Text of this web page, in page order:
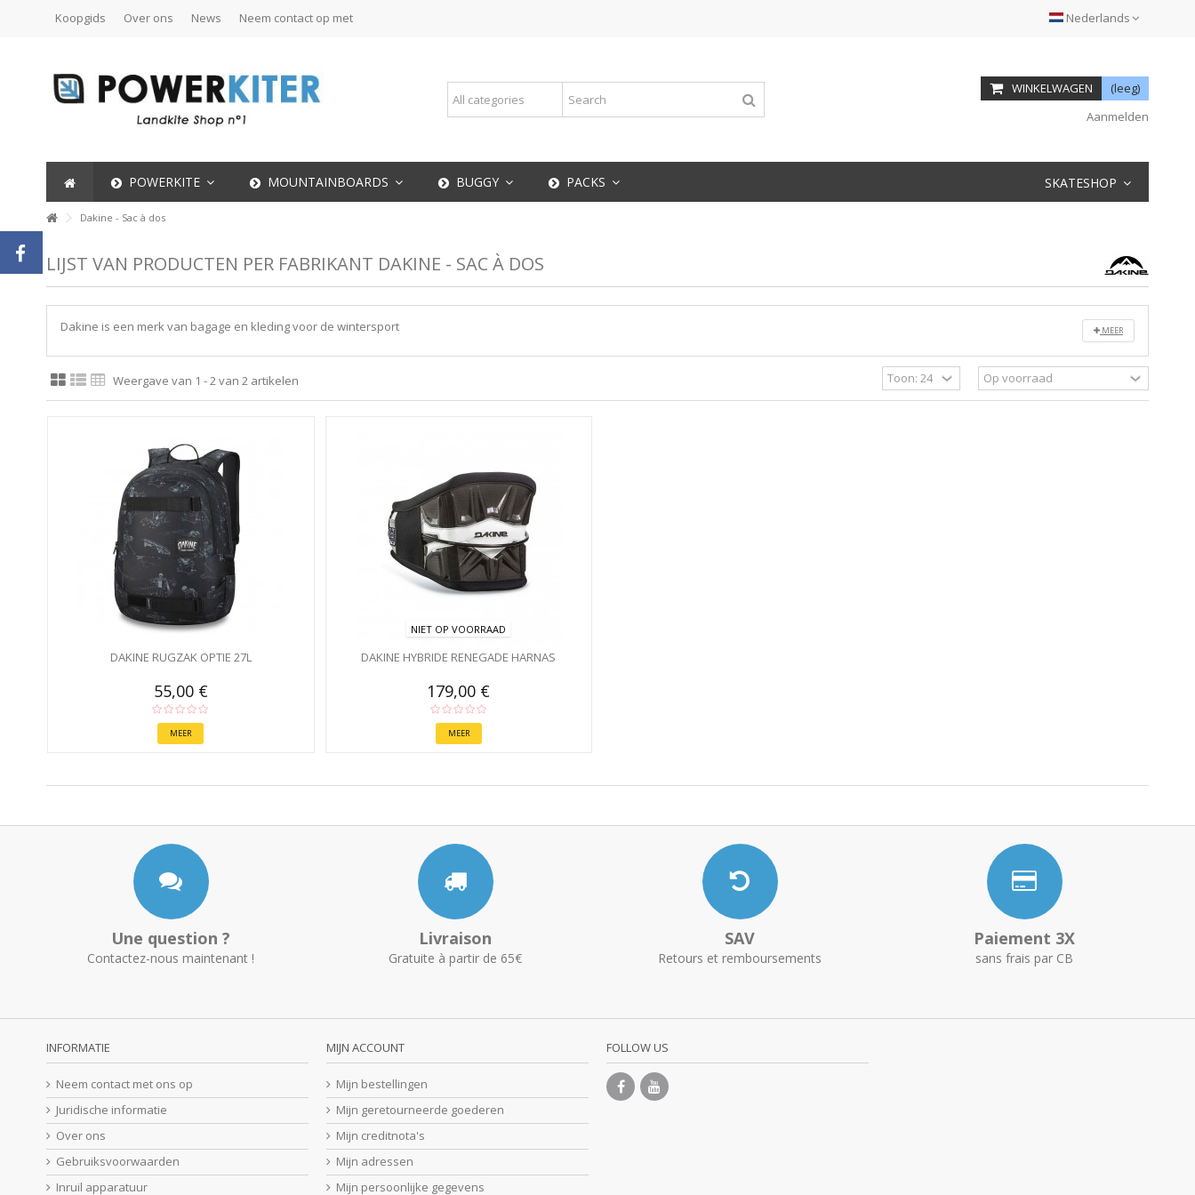
Nederlands
Koopgids Over ons News Neem contact op met
WINKELWAGEN
(leeg)
Aanmelden
POWERKITE MOUNTAINBOARDS BUGGY PACKS SKATESHOP
Dakine - Sac à dos
LIJST VAN PRODUCTEN PER FABRIKANT DAKINE - SAC À DOS
Dakine is een merk van bagage en kleding voor de wintersport MEER
Weergave van 1 - 2 van 2 artikelen
DAKINE RUGZAK OPTIE 27L
55,00 €
MEER
NIET OP VOORRAAD
DAKINE HYBRIDE RENEGADE HARNAS
179,00 €
MEER
Une question ?
Contactez-nous maintenant !
Livraison
Gratuite à partir de 65€
SAV
Retours et remboursements
Paiement 3X
sans frais par CB
INFORMATIE
Neem contact met ons op
Juridische informatie
Over ons
Gebruiksvoorwaarden
Inruil apparatuur
MIJN ACCOUNT
Mijn bestellingen
Mijn geretourneerde goederen
Mijn creditnota's
Mijn adressen
Mijn persoonlijke gegevens
FOLLOW US